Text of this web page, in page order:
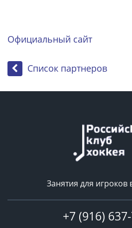
Официальный сайт
Список партнеров
Занятия для игроков
+7 (916)